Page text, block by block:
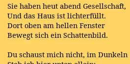
Sie haben heut abend Gesellschaft,
Und das Haus ist lichterfüllt.
Dort oben am hellen Fenster
Bewegt sich ein Schattenbild.
Du schaust mich nicht, im Dunkeln